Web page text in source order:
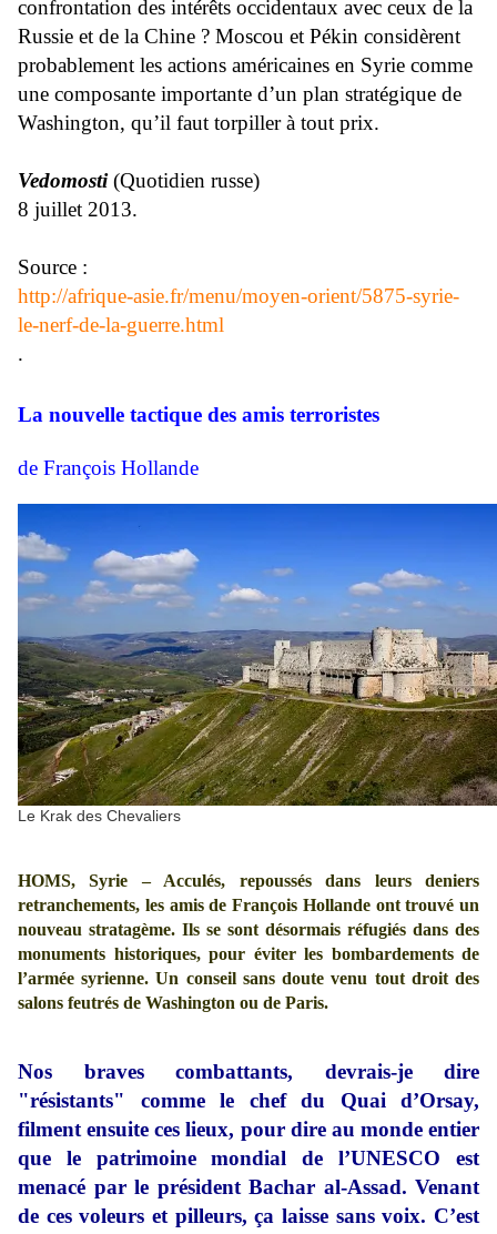
confrontation des intérêts occidentaux avec ceux de la
Russie et de la Chine ? Moscou et Pékin considèrent
probablement les actions américaines en Syrie comme
une composante importante d’un plan stratégique de
Washington, qu’il faut torpiller à tout prix.
Vedomosti(Quotidien russe)
8 juillet 2013.
Source :
http://afrique-asie.fr/menu/moyen-orient/5875-syrie-
le-nerf-de-la-guerre.html
.
La nouvelle tactique des amis terroristes
de François Hollande
Le Krak des Chevaliers
HOMS, Syrie – Acculés, repoussés dans leurs deniers
retranchements, les amis de François Hollande ont trouvé un
nouveau stratagème. Ils se sont désormais réfugiés dans des
monuments historiques, pour éviter les bombardements de
l’armée syrienne. Un conseil sans doute venu tout droit des
salons feutrés de Washington ou de Paris.
Nos braves combattants, devrais-je dire
"résistants" comme le chef du Quai d’Orsay,
filment ensuite ces lieux, pour dire au monde entier
que le patrimoine mondial de l’UNESCO est
menacé par le président Bachar al-Assad. Venant
de ces voleurs et pilleurs, ça laisse sans voix. C’est